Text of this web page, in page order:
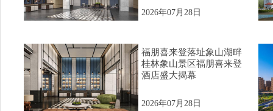
2026年07月28日
福朋喜来登落址象山湖畔
桂林象山景区福朋喜来登
酒店盛大揭幕
2026年07月28日